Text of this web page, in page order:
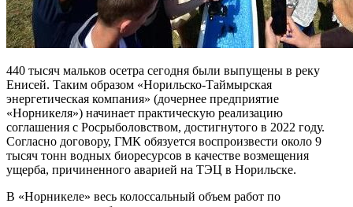
440 тысяч мальков осетра сегодня были выпущены в реку
Енисей. Таким образом «Норильско-Таймырская
энергетическая компания» (дочернее предприятие
«Норникеля») начинает практическую реализацию
соглашения с Росрыболовством, достигнутого в 2022 году.
Согласно договору, ГМК обязуется воспроизвести около 9
тысяч тонн водных биоресурсов в качестве возмещения
ущерба, причиненного аварией на ТЭЦ в Норильске.
В «Норникеле» весь колоссальный объем работ по